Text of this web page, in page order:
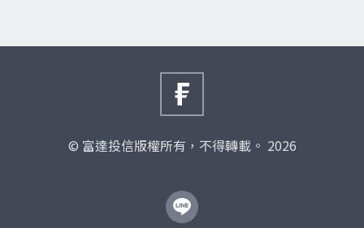
© 富達投信版權所有，不得轉載。 2026